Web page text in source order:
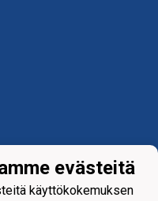
evästeitä
käyttökokemuksen